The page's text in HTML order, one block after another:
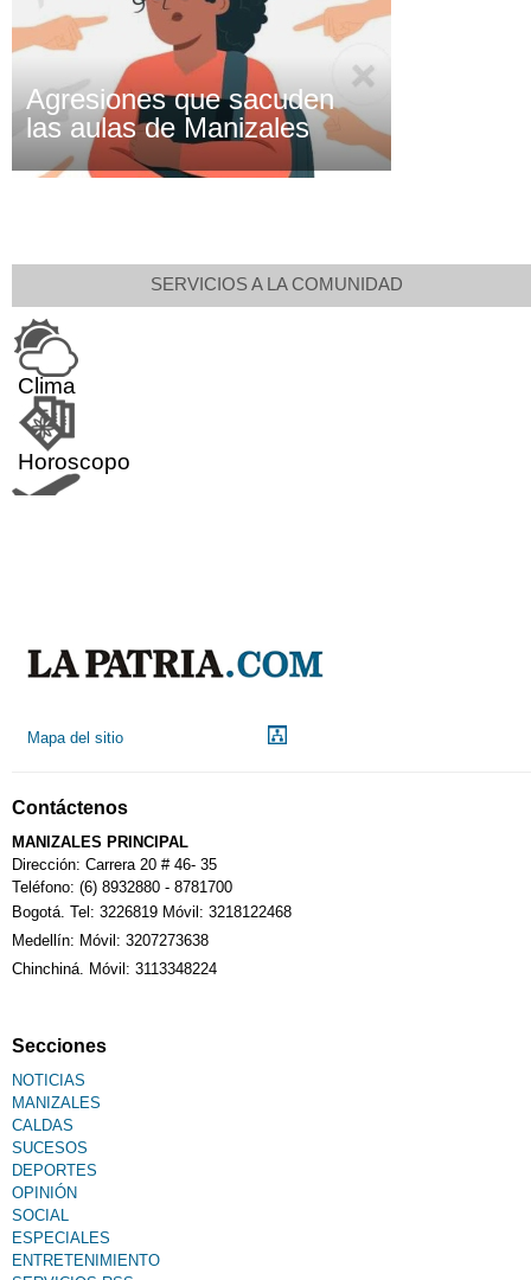
Agresiones que sacuden
las aulas de Manizales
SERVICIOS A LA COMUNIDAD
Clima
Horoscopo
Calendario Tributario
Sudoku
Mapa del sitio
Contáctenos
MANIZALES PRINCIPAL
Dirección: Carrera 20 # 46- 35
Teléfono: (6) 8932880 - 8781700
Bogotá. Tel: 3226819 Móvil: 3218122468
Medellín: Móvil: 3207273638
Chinchiná. Móvil: 3113348224
Secciones
NOTICIAS
MANIZALES
CALDAS
SUCESOS
DEPORTES
OPINIÓN
SOCIAL
ESPECIALES
ENTRETENIMIENTO